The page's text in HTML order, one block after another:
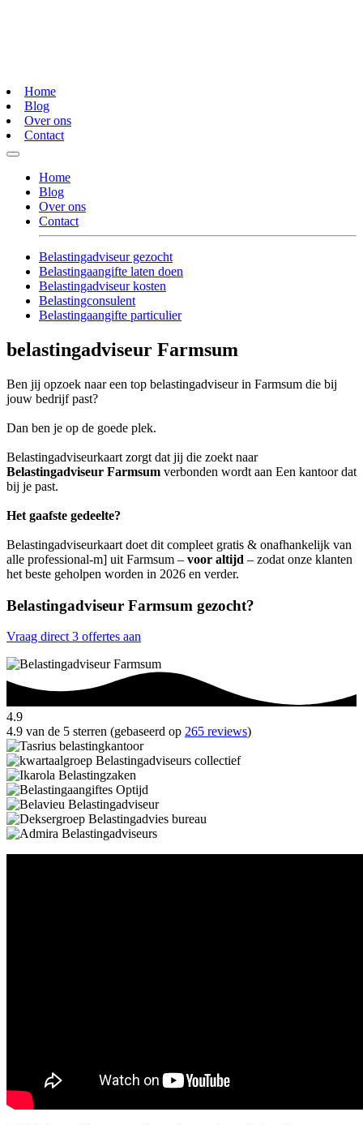
Home
Blog
Over ons
Contact
Home
Blog
Over ons
Contact
Belastingadviseur gezocht
Belastingaangifte laten doen
Belastingadviseur kosten
Belastingconsulent
Belastingaangifte particulier
belastingadviseur Farmsum
Ben jij opzoek naar een top belastingadviseur in Farmsum die bij
jouw bedrijf past?
Dan ben je op de goede plek.
Belastingadviseurkaart zorgt dat jij die zoekt naar
Belastingadviseur Farmsum verbonden wordt aan Een kantoor dat
bij je past.
Het gaafste gedeelte?
Belastingadviseurkaart doet dit compleet gratis & onafhankelijk van
alle professional-m] uit Farmsum – voor altijd – zodat onze klanten
het beste geholpen worden in 2026 en verder.
Belastingadviseur Farmsum gezocht?
Vraag direct 3 offertes aan
4.9
4.9 van de 5 sterren (gebaseerd op 265 reviews)